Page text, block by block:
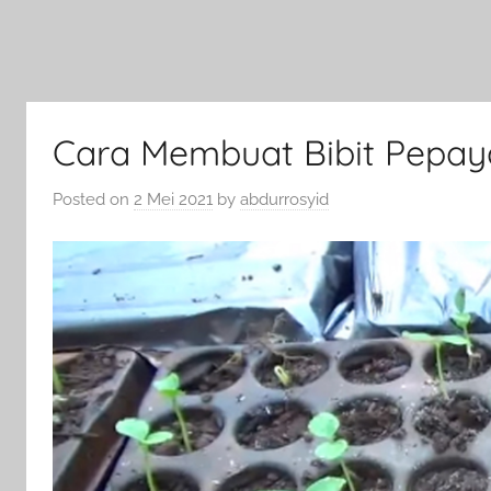
Cara Membuat Bibit
Posted on 2 Mei 2021 by abdurrosyid